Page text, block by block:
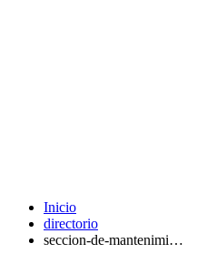
Inicio
directorio
seccion-de-mantenimi…